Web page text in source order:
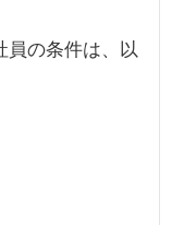
員の条件は、以